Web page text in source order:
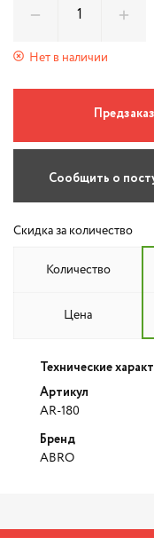
Нет в наличии
Предзаказ
Сообщить о
Скидка за количество
Количество
Цена
Технические
Артикул
AR-180
Бренд
ABRO